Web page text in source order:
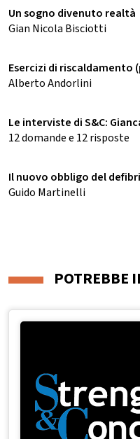
Un sogno divenuto realtà
Gian Nicola Bisciotti
Esercizi di riscaldamento
Alberto Andorlini
Le interviste di S&C:
12 domande e 12 risposte
Il nuovo obbligo del
Guido Martinelli
POTREBBE